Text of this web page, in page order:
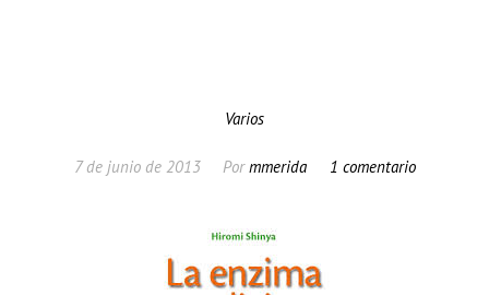
Varios
7 de junio de 2013 Pormmerida 1 comentario